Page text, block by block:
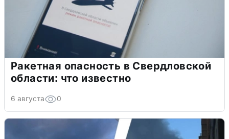
Ракетная опасность в Свердловской
области: что известно
6 августа 0